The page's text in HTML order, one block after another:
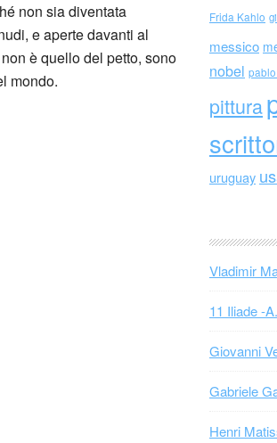
non sia diventata
e aperte davanti al
è quello del petto, sono
mondo.
Frida Kahlo
messico
nobel
pittura
uruguay
Vladimir
11 Iliade -
Giovanni
Gabriele
Henri